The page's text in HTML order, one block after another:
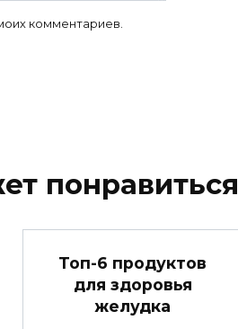
комментариев.
понравиться
Топ-6 продуктов
для здоровья
желудка